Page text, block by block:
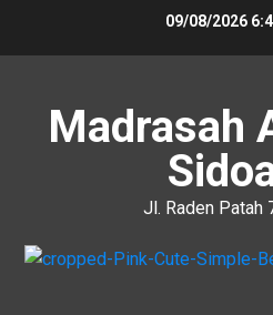
09/08/2026
Madrasah
Jl. Raden Patah